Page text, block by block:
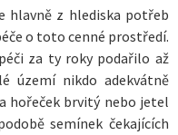
hlavně z hlediska potřeb
o toto cenné prostředí.
za ty roky podařilo až
území nikdo adekvátně
hořeček brvitý nebo jetel
semínek čekajících